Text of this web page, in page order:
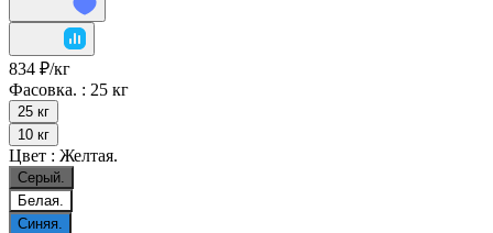
834 ₽/кг
Фасовка. : 25 кг
25 кг
10 кг
Цвет : Желтая.
Серый.
Белая.
Синяя.